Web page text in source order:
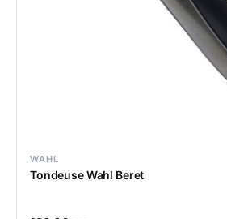
WAHL
Tondeuse Wahl Beret